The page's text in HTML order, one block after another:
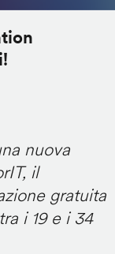
nuova
il
gratuita
i 19 e i 34